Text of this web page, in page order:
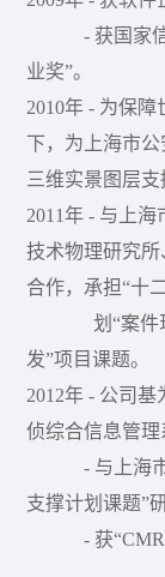
- 获国家信息
业奖”。
2010年 - 为保
下，为上海市
三维实景图层支
2011年 - 与上
技术物理研究
合作，承担“十
划“案件现场
发”项目课题。
2012年 - 公司
侦综合信息管理
- 与上海市刑
支撑计划课题”
- 获